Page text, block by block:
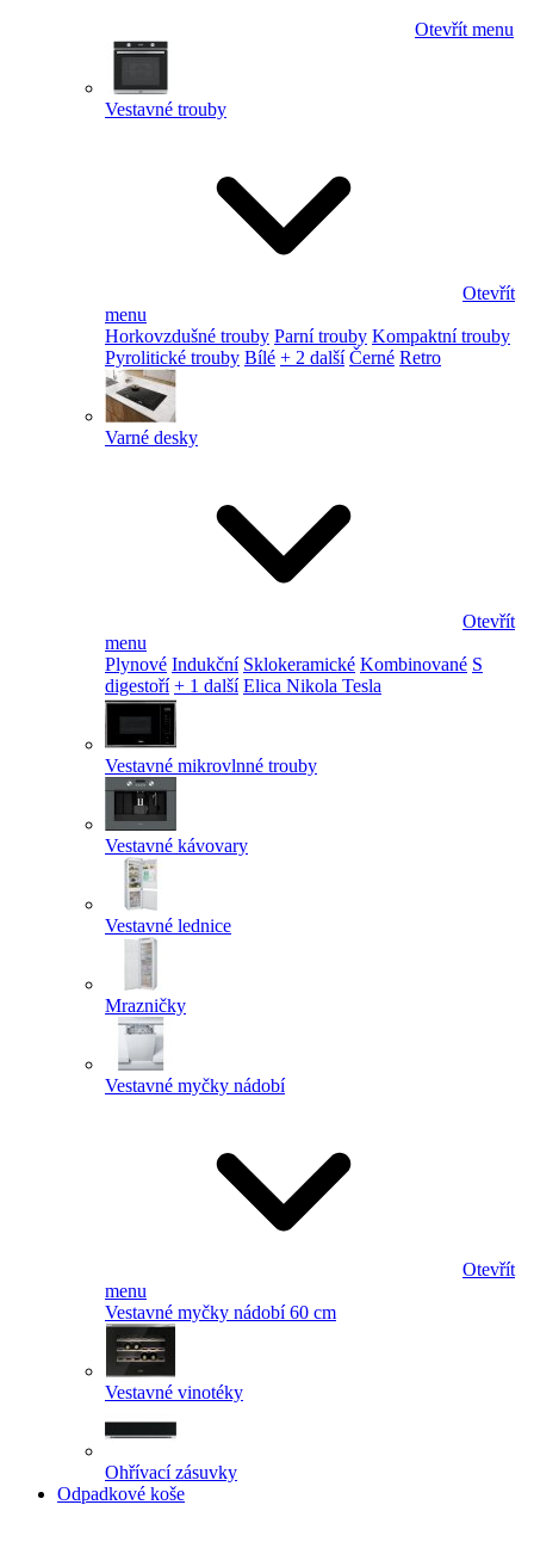
Otevřít menu
Vestavné trouby
Otevřít
menu
Horkovzdušné trouby Parní trouby Kompaktní trouby
Pyrolitické trouby Bílé + 2 další Černé Retro
Varné desky
Otevřít
menu
Plynové Indukční Sklokeramické Kombinované S
digestoří + 1 další Elica Nikola Tesla
Vestavné mikrovlnné trouby
Vestavné kávovary
Vestavné lednice
Mrazničky
Vestavné myčky nádobí
Otevřít
menu
Vestavné myčky nádobí 60 cm
Vestavné vinotéky
Ohřívací zásuvky
Odpadkové koše